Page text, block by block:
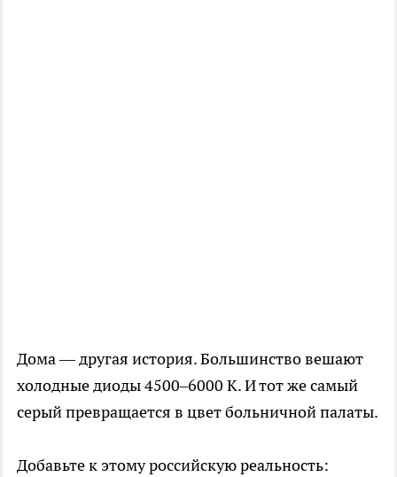
Дома — другая история. Большинство вешают
холодные диоды 4500–6000 К. И тот же самый
серый превращается в цвет больничной палаты.
Добавьте к этому российскую реальность: